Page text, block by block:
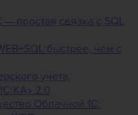
простая связка с SQL
быстрее, чем с
учета.
2.0
Облачной 1С: